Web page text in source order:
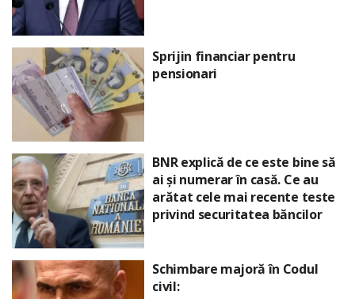
Sprijin financiar pentru
pensionari
BNR explică de ce este bine să
ai și numerar în casă. Ce au
arătat cele mai recente teste
privind securitatea băncilor
Schimbare majoră în Codul
civil: